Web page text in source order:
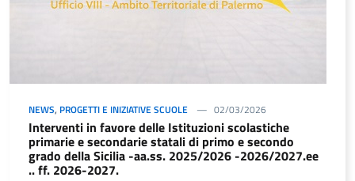
NEWS, PROGETTI E INIZIATIVE SCUOLE 02/03/2026
Interventi in favore delle Istituzioni scolastiche
primarie e secondarie statali di primo e secondo
grado della Sicilia -aa.ss. 2025/2026 -2026/2027.ee
.. ff. 2026-2027.